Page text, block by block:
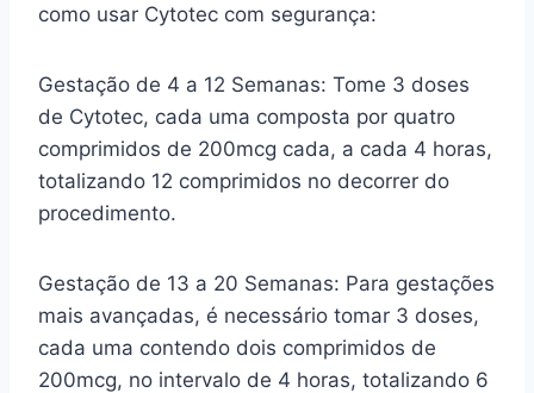
como usar Cytotec com segurança:
Gestação de 4 a 12 Semanas: Tome 3 doses
de Cytotec, cada uma composta por quatro
comprimidos de 200mcg cada, a cada 4 horas,
totalizando 12 comprimidos no decorrer do
procedimento.
Gestação de 13 a 20 Semanas: Para gestações
mais avançadas, é necessário tomar 3 doses,
cada uma contendo dois comprimidos de
200mcg, no intervalo de 4 horas, totalizando 6